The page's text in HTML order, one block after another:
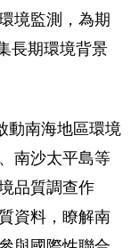
境監測，為期
長期環境背景
動南海地區環境
南沙太平島等
品質調查作
資料，瞭解南